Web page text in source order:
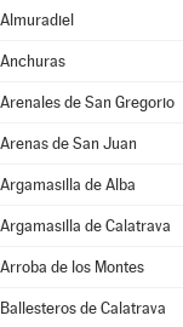
Almuradiel
Anchuras
Arenales de San Gregorio
Arenas de San Juan
Argamasilla de Alba
Argamasilla de Calatrava
Arroba de los Montes
Ballesteros de Calatrava